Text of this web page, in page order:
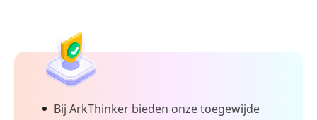
Bij ArkThinker bieden onze toegewijde